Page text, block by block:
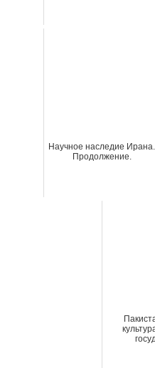
Научное наследие Ирана.
Продолжение.